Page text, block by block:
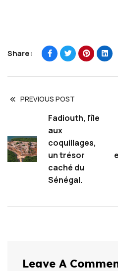
Share:
PREVIOUS POST
Fadiouth, l’île
aux
coquillages,
un trésor
caché du
Sénégal.
Leave A